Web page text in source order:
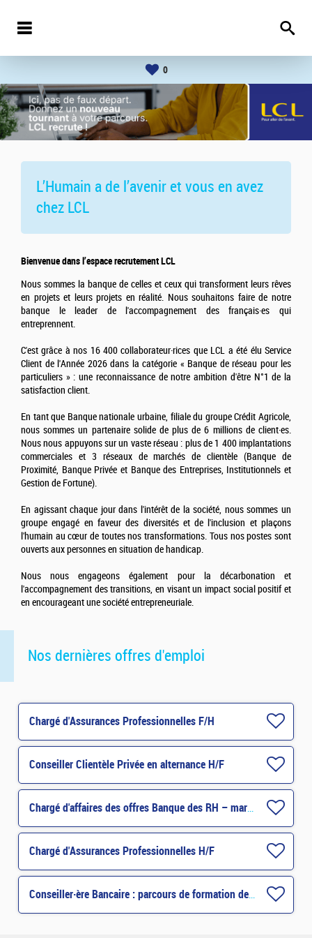
0
L’Humain a de l’avenir et vous en avez
chez LCL
Bienvenue dans l’espace recrutement LCL
Nous sommes la banque de celles et ceux qui transforment leurs rêves
en projets et leurs projets en réalité. Nous souhaitons faire de notre
banque le leader de l'accompagnement des français·es qui
entreprennent.
C'est grâce à nos 16 400 collaborateur·rices que LCL a été élu Service
Client de l'Année 2026 dans la catégorie « Banque de réseau pour les
particuliers » : une reconnaissance de notre ambition d'être N°1 de la
satisfaction client.
En tant que Banque nationale urbaine, filiale du groupe Crédit Agricole,
nous sommes un partenaire solide de plus de 6 millions de client·es.
Nous nous appuyons sur un vaste réseau : plus de 1 400 implantations
commerciales et 3 réseaux de marchés de clientèle (Banque de
Proximité, Banque Privée et Banque des Entreprises, Institutionnels et
Gestion de Fortune).
En agissant chaque jour dans l'intérêt de la société, nous sommes un
groupe engagé en faveur des diversités et de l'inclusion et plaçons
l'humain au cœur de toutes nos transformations. Tous nos postes sont
ouverts aux personnes en situation de handicap.
Nous nous engageons également pour la décarbonation et
l'accompagnement des transitions, en visant un impact social positif et
en encourageant une société entrepreneuriale.
Nos dernières offres d'emploi
Chargé d'Assurances Professionnelles F/H
Conseiller Clientèle Privée en alternance H/F
Chargé d'affaires des offres Banque des RH – marché Entreprises
Chargé d'Assurances Professionnelles H/F
Conseiller·ère Bancaire : parcours de formation de 3 mois H/F